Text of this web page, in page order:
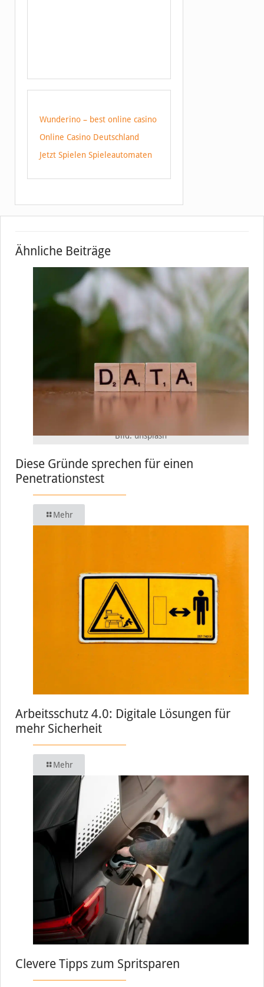
Wunderino – best online casino
Online Casino Deutschland
Jetzt Spielen Spieleautomaten
Ähnliche Beiträge
Bild: unsplash
Diese Gründe sprechen für einen
Penetrationstest
Mehr
Arbeitsschutz 4.0: Digitale Lösungen für
mehr Sicherheit
Mehr
Clevere Tipps zum Spritsparen